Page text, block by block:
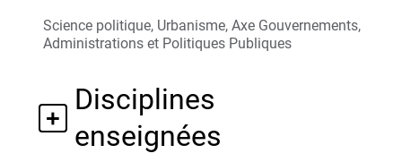
Science politique, Urbanisme, Axe Gouvernements,
Administrations et Politiques Publiques
Disciplines
enseignées